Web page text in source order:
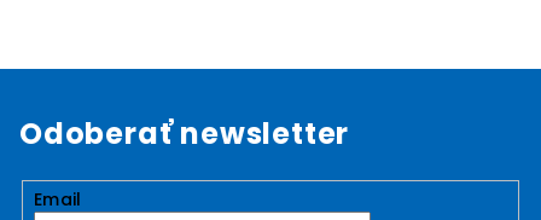
Odoberať newsletter
Email